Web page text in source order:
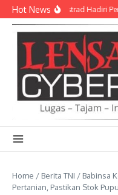
Lewati ke konten
Hot NewsPangkostrad Hadiri
Home / Berita TNI / Babinsa
Pertanian, Pastikan Stok